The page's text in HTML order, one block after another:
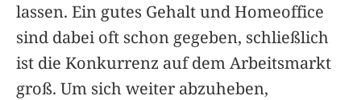
lassen. Ein gutes Gehalt und Homeoffice
sind dabei oft schon gegeben, schließlich
ist die Konkurrenz auf dem Arbeitsmarkt
groß. Um sich weiter abzuheben,